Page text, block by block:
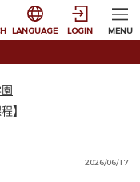
選択すると言語の切
LANGUAGE LOGIN MENU
】
2026/06/17